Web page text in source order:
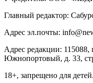
Главный редактор:
Адрес эл.почты:
Адрес редакции: 115088,
Южнопортовый, д. 33,
18+, запрещено для детей.